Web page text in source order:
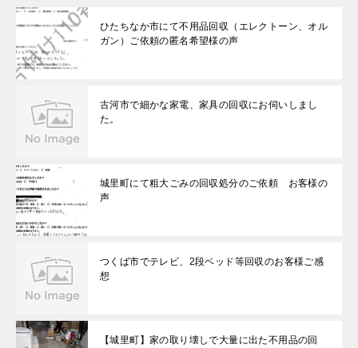
ひたちなか市にて不用品回収（エレクトーン、オル
ガン）ご依頼の匿名希望様の声
古河市で細かな家電、家具の回収にお伺いしまし
た。
城里町にて粗大ごみの回収処分のご依頼 お客様の
声
つくば市でテレビ、2段ベッド等回収のお客様ご感
想
【城里町】家の取り壊しで大量に出た不用品の回